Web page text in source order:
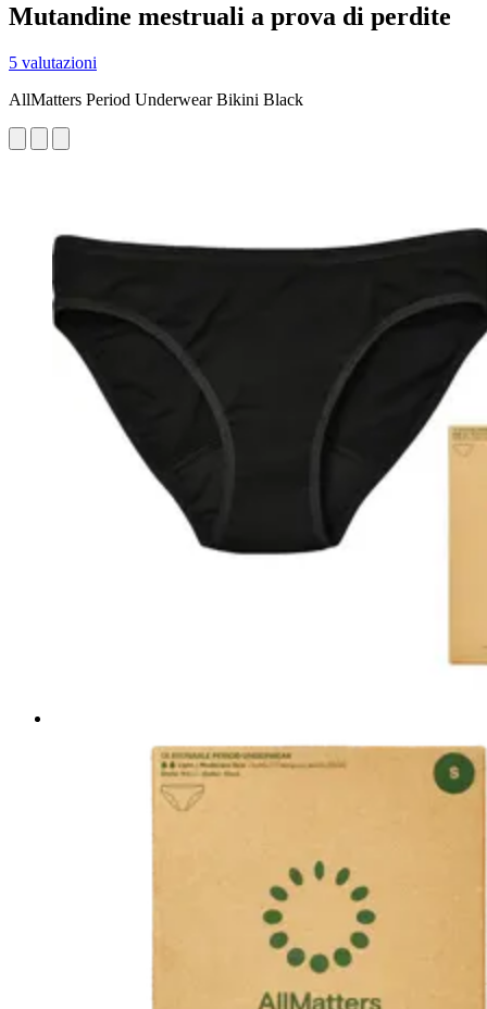
Mutandine mestruali a prova di perdite
5 valutazioni
AllMatters Period Underwear Bikini Black